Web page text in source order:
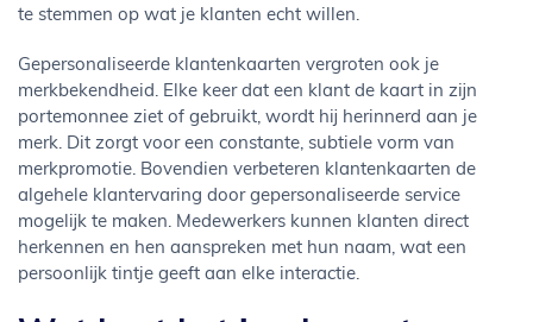
te stemmen op wat je klanten echt willen.
Gepersonaliseerde klantenkaarten vergroten ook je
merkbekendheid. Elke keer dat een klant de kaart in zijn
portemonnee ziet of gebruikt, wordt hij herinnerd aan je
merk. Dit zorgt voor een constante, subtiele vorm van
merkpromotie. Bovendien verbeteren klantenkaarten de
algehele klantervaring door gepersonaliseerde service
mogelijk te maken. Medewerkers kunnen klanten direct
herkennen en hen aanspreken met hun naam, wat een
persoonlijk tintje geeft aan elke interactie.